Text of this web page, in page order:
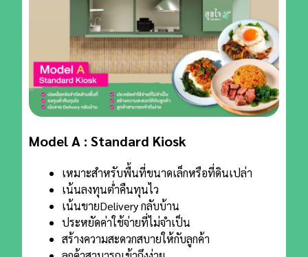
Model A : Standard Kiosk
เหมาะสำหรับพื้นที่ขนาดเล็กหรือที่ดินเปล่า
เน้นลงทุนต่ำคืนทุนไว
เน้นขายDelivery กลับบ้าน
ประหยัดค่าใช้จ่ายที่ไม่จำเป็น
สร้างความสะดวกสบายให้กับลูกค้า